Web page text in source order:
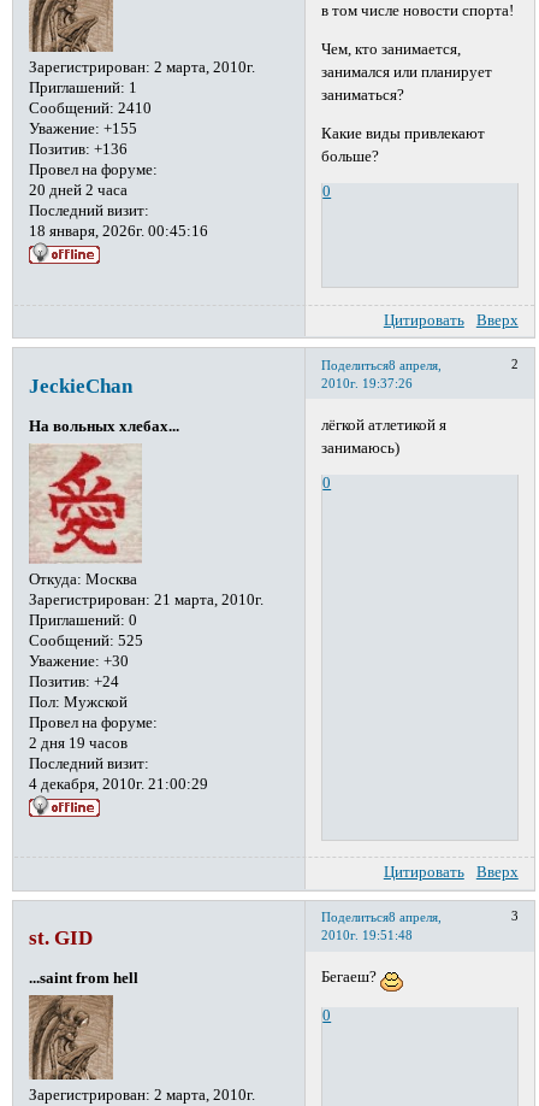
Зарегистрирован: 2 марта, 2010г.
Приглашений: 1
Сообщений: 2410
Уважение: +155
Позитив: +136
Провел на форуме:
20 дней 2 часа
Последний визит:
18 января, 2026г. 00:45:16
в том числе новости спорта!
Чем, кто занимается,
занимался или планирует
заниматься?
Какие виды привлекают
больше?
0
Цитировать Вверх
Поделиться 2
8 апреля,
2010г. 19:37:26
JeckieChan
На вольных хлебах...
Откуда: Москва
Зарегистрирован: 21 марта, 2010г.
Приглашений: 0
Сообщений: 525
Уважение: +30
Позитив: +24
Пол: Мужской
Провел на форуме:
2 дня 19 часов
Последний визит:
4 декабря, 2010г. 21:00:29
лёгкой атлетикой я
занимаюсь)
0
Цитировать Вверх
Поделиться 3
8 апреля,
2010г. 19:51:48
st. GID
...saint from hell
Зарегистрирован: 2 марта, 2010г.
Бегаеш?
0